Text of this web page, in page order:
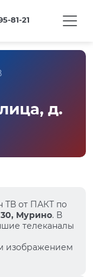
81-21
д.
ТВ от ПАКТ по
30, Мурино. В
телеканалы
изображением